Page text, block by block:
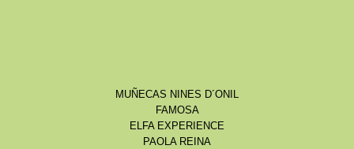
MUÑECAS NINES D´ONIL
FAMOSA
ELFA EXPERIENCE
PAOLA REINA